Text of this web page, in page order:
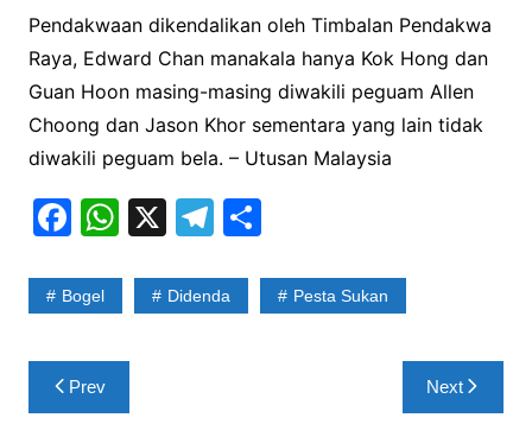
Pendakwaan dikendalikan oleh Timbalan Pendakwa
Raya, Edward Chan manakala hanya Kok Hong dan
Guan Hoon masing-masing diwakili peguam Allen
Choong dan Jason Khor sementara yang lain tidak
diwakili peguam bela. – Utusan Malaysia
F
c
b
o
W
at
A
p
X T
e
S
ar
Bogel Didenda Pesta Sukan
Post
navigation
Prev Next